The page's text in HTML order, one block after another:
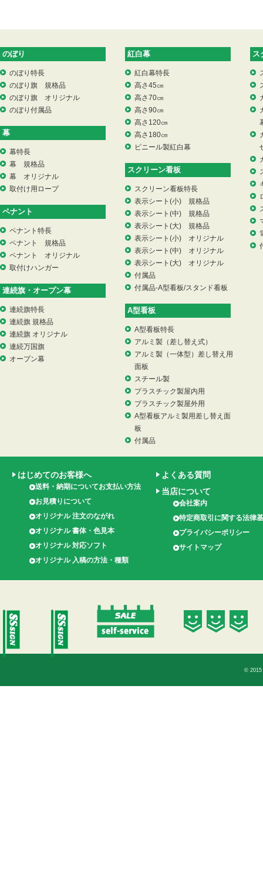
のぼり
のぼり特長
のぼり旗 規格品
のぼり旗 オリジナル
のぼり付属品
幕
幕特長
幕 規格品
幕 オリジナル
取付け用ロープ
ペナント
ペナント特長
ペナント 規格品
ペナント オリジナル
取付けハンガー
連続旗・オープン幕
連続旗特長
連続旗 規格品
連続旗 オリジナル
連続万国旗
オープン幕
紅白幕
紅白幕特長
高さ45㎝
高さ70㎝
高さ90㎝
高さ120㎝
高さ180㎝
ビニール製紅白幕
スクリーン看板
スクリーン看板特長
表示シート(小) 規格品
表示シート(中) 規格品
表示シート(大) 規格品
表示シート(小) オリジナル
表示シート(中) オリジナル
表示シート(大) オリジナル
付属品
付属品-A型看板/スタンド看板
A型看板
A型看板特長
アルミ製（差し替え式）
アルミ製（一体型）差し替え用
面板
スチール製
プラスチック製屋内用
プラスチック製屋外用
A型看板アルミ製用差し替え面
板
付属品
ス
はじめてのお客様へ
送料・納期についてお支払い方法
お見積りについて
オリジナル 注文のながれ
オリジナル 書体・色見本
オリジナル 対応ソフト
オリジナル 入稿の方法・種類
よくある質問
当店について
会社案内
特定商取引に関する法律
プライバシーポリシー
サイトマップ
© 2015